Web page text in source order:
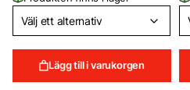
Lägg till i varukorgen